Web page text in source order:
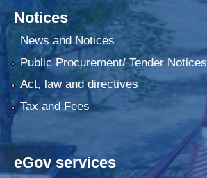
Notices
News and Notices
Public Procurement/ Tender Notices
Act, law and directives
Tax and Fees
eGov services